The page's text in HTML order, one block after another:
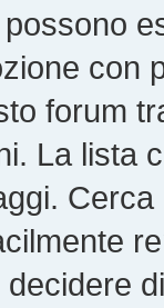
forum
La lista